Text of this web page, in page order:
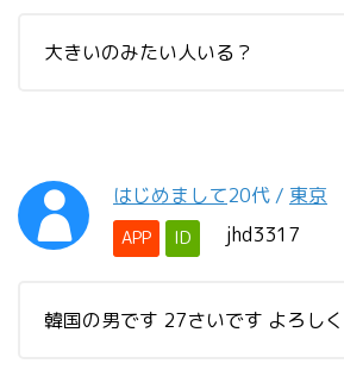
大きいのみたい人いる？
はじめまして20代 / 東京
APP ID jhd3317
韓国の男です 27さいです よろし